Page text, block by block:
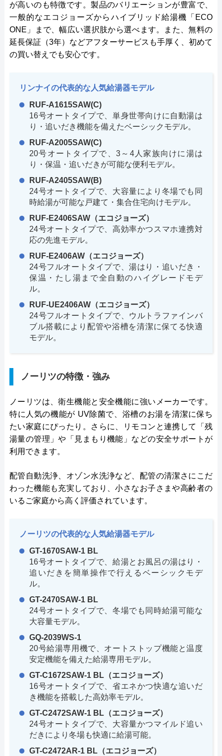
が高いのも特徴です。製品のバリエーションが豊富で、
一般的なエコジョーズからハイブリッド給湯機「ECO
ONE」まで、幅広い選択肢から選べます。また、無料の
延長保証（3年）などアフターサービスも手厚く、初めて
の買い替えでも安心です。
リンナイの代表的な人気給湯器モデル
RUF-A1615SAW(C)
16号オートタイプで、単身世帯向けに自動湯は
り・追いだき機能を備えたベーシックモデル。
RUF-A2005SAW(C)
20号オートタイプで、3～4人家族向けに湯は
り・保温・追いだきが可能な便利モデル。
RUF-A2405SAW(B)
24号オートタイプで、大容量により冬場でも同
時給湯が可能な戸建て・集合住宅向けモデル。
RUF-E2406SAW（エコジョーズ）
24号オートタイプで、高効率かつスマホ連携対
応の先進モデル。
RUF-E2406AW（エコジョーズ）
24号フルオートタイプで、湯はり・追いだき・
保温・たし湯まで全自動のハイグレードモデ
ル。
RUF-UE2406AW（エコジョーズ）
24号フルオートタイプで、ウルトラファインバ
ブル搭載により配管や浴槽を清潔に保てる快適
モデル。
ノーリツの特徴・強み
ノーリツは、衛生機能と安全機能に強いメーカーです。
特に人気の機能が UV除菌で、浴槽のお湯を清潔に保ち
たい家庭にぴったり。さらに、リモコンと連携して「残
湯量の管理」や「見まもり機能」などの安全サポートが
利用できます。
配管自動洗浄、オゾン水洗浄など、配管の清潔さにこだ
わった機能も充実しており、小さなお子さまや高齢者の
いるご家庭から高く評価されています。
ノーリツの代表的な人気給湯器モデル
GT-1670SAW-1 BL
16号オートタイプで、給湯とお風呂の湯はり・
追いだきを簡単操作で行えるベーシックモデ
ル。
GT-2470SAW-1 BL
24号オートタイプで、冬場でも同時給湯可能な
大容量モデル。
GQ-2039WS-1
20号給湯専用機で、オートストップ機能と温度
安定機能を備えた給湯専用モデル。
GT-C1672SAW-1 BL（エコジョーズ）
16号オートタイプで、省エネかつ快適な追いだ
き機能を搭載した高効率モデル。
GT-C2472SAW-1 BL（エコジョーズ）
24号オートタイプで、大容量かつマイルド追い
だきにより冬場も快適に給湯可能。
GT-C2472AR-1 BL（エコジョーズ）